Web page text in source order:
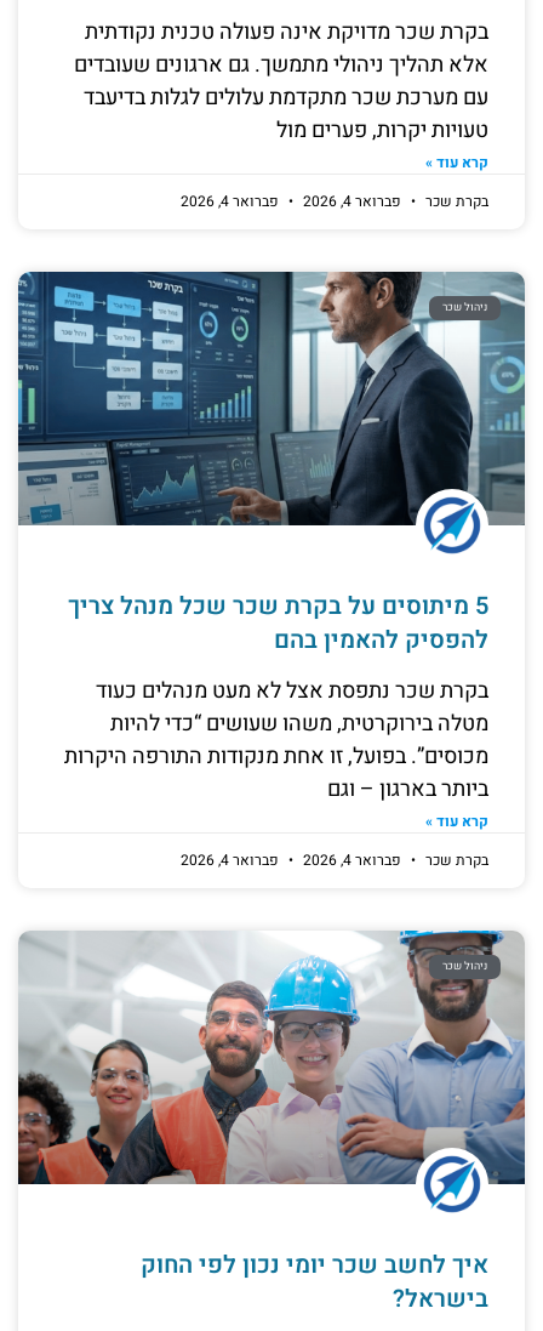
בקרת שכר מדויקת אינה פעולה טכנית נקודתית
אלא תהליך ניהולי מתמשך. גם ארגונים שעובדים
עם מערכת שכר מתקדמת עלולים לגלות בדיעבד
טעויות יקרות, פערים מול
קרא עוד »
בקרת שכר
פברואר 4, 2026 פברואר 4, 2026
ניהול שכר
5 מיתוסים על בקרת שכר שכל מנהל צריך
להפסיק להאמין בהם
בקרת שכר נתפסת אצל לא מעט מנהלים כעוד
מטלה בירוקרטית, משהו שעושים “כדי להיות
מכוסים”. בפועל, זו אחת מנקודות התורפה היקרות
ביותר בארגון – וגם
קרא עוד »
בקרת שכר
פברואר 4, 2026 פברואר 4, 2026
ניהול שכר
איך לחשב שכר יומי נכון לפי החוק
בישראל?